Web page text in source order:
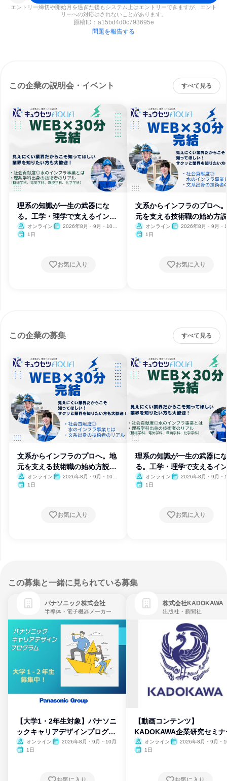
エントリー締切や開始月を過ぎた後もシステム上はエントリーできますが、エント
リーへの対応はされないことがあります。
原稿ID： a15bd4d0c793695e
問題を報告する
この企業の説明会・イベント すべて見る
理系の知識が一生の武器にな
る。工学・理学で支えるインフ
ラ技術オンライン
2026年8月・9月・10
1日
お気に入り
文系からインフラのプロへ
元を支える技術職の始め方
会
オンライン
2026年8月・9月・
1日
お気に入り
この企業の募集 すべて見る
文系からインフラのプロへ。地
元を支える技術職の始め方説明
会
オンライン
2026年8月・9月・10
1日
お気に入り
理系の知識が一生の武器にな
る。工学・理学で支えるイ
ラ技術オンライン
2026年8月・9月・
1日
お気に入り
この募集と一緒に見られている募集
パナソニック株式会社
半導体・電子機器メーカー
【大学1・2年生対象】パナソニ
ックキャリアデザインプログラ
ム
オンライン
2026年8月・9月・10月
1日
株式会社KADOKAWA
出版社・新聞社
【動画コンテンツ】
KADOKAWA企業研究セミナ
オンライン
2026年8月・9月・
1日